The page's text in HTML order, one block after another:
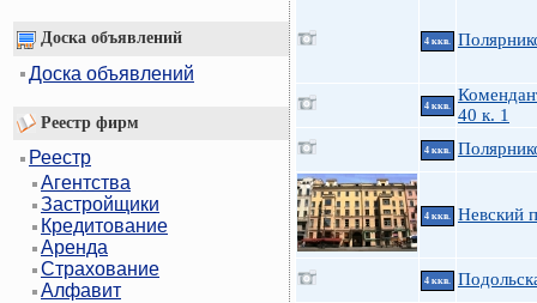
Доска объявлений
Доска объявлений
Реестр фирм
Реестр
Агентства
Застройщики
Кредитование
Аренда
Страхование
Алфавит
4 ккв.
4 ккв.
40 к. 1
4 ккв.
4 ккв. Невский
4 ккв.